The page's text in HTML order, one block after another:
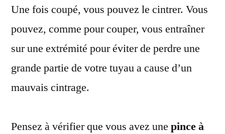
Une fois coupé, vous pouvez le cintrer. Vous
pouvez, comme pour couper, vous entraîner
sur une extrémité pour éviter de perdre une
grande partie de votre tuyau a cause d’un
mauvais cintrage.
Pensez à vérifier que vous avez une pince à